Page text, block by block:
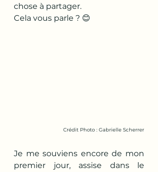
chose à partager.
Cela vous parle ? 😊
Crédit Photo : Gabrielle Scherrer
Je me souviens encore de mon
premier jour, assise dans le